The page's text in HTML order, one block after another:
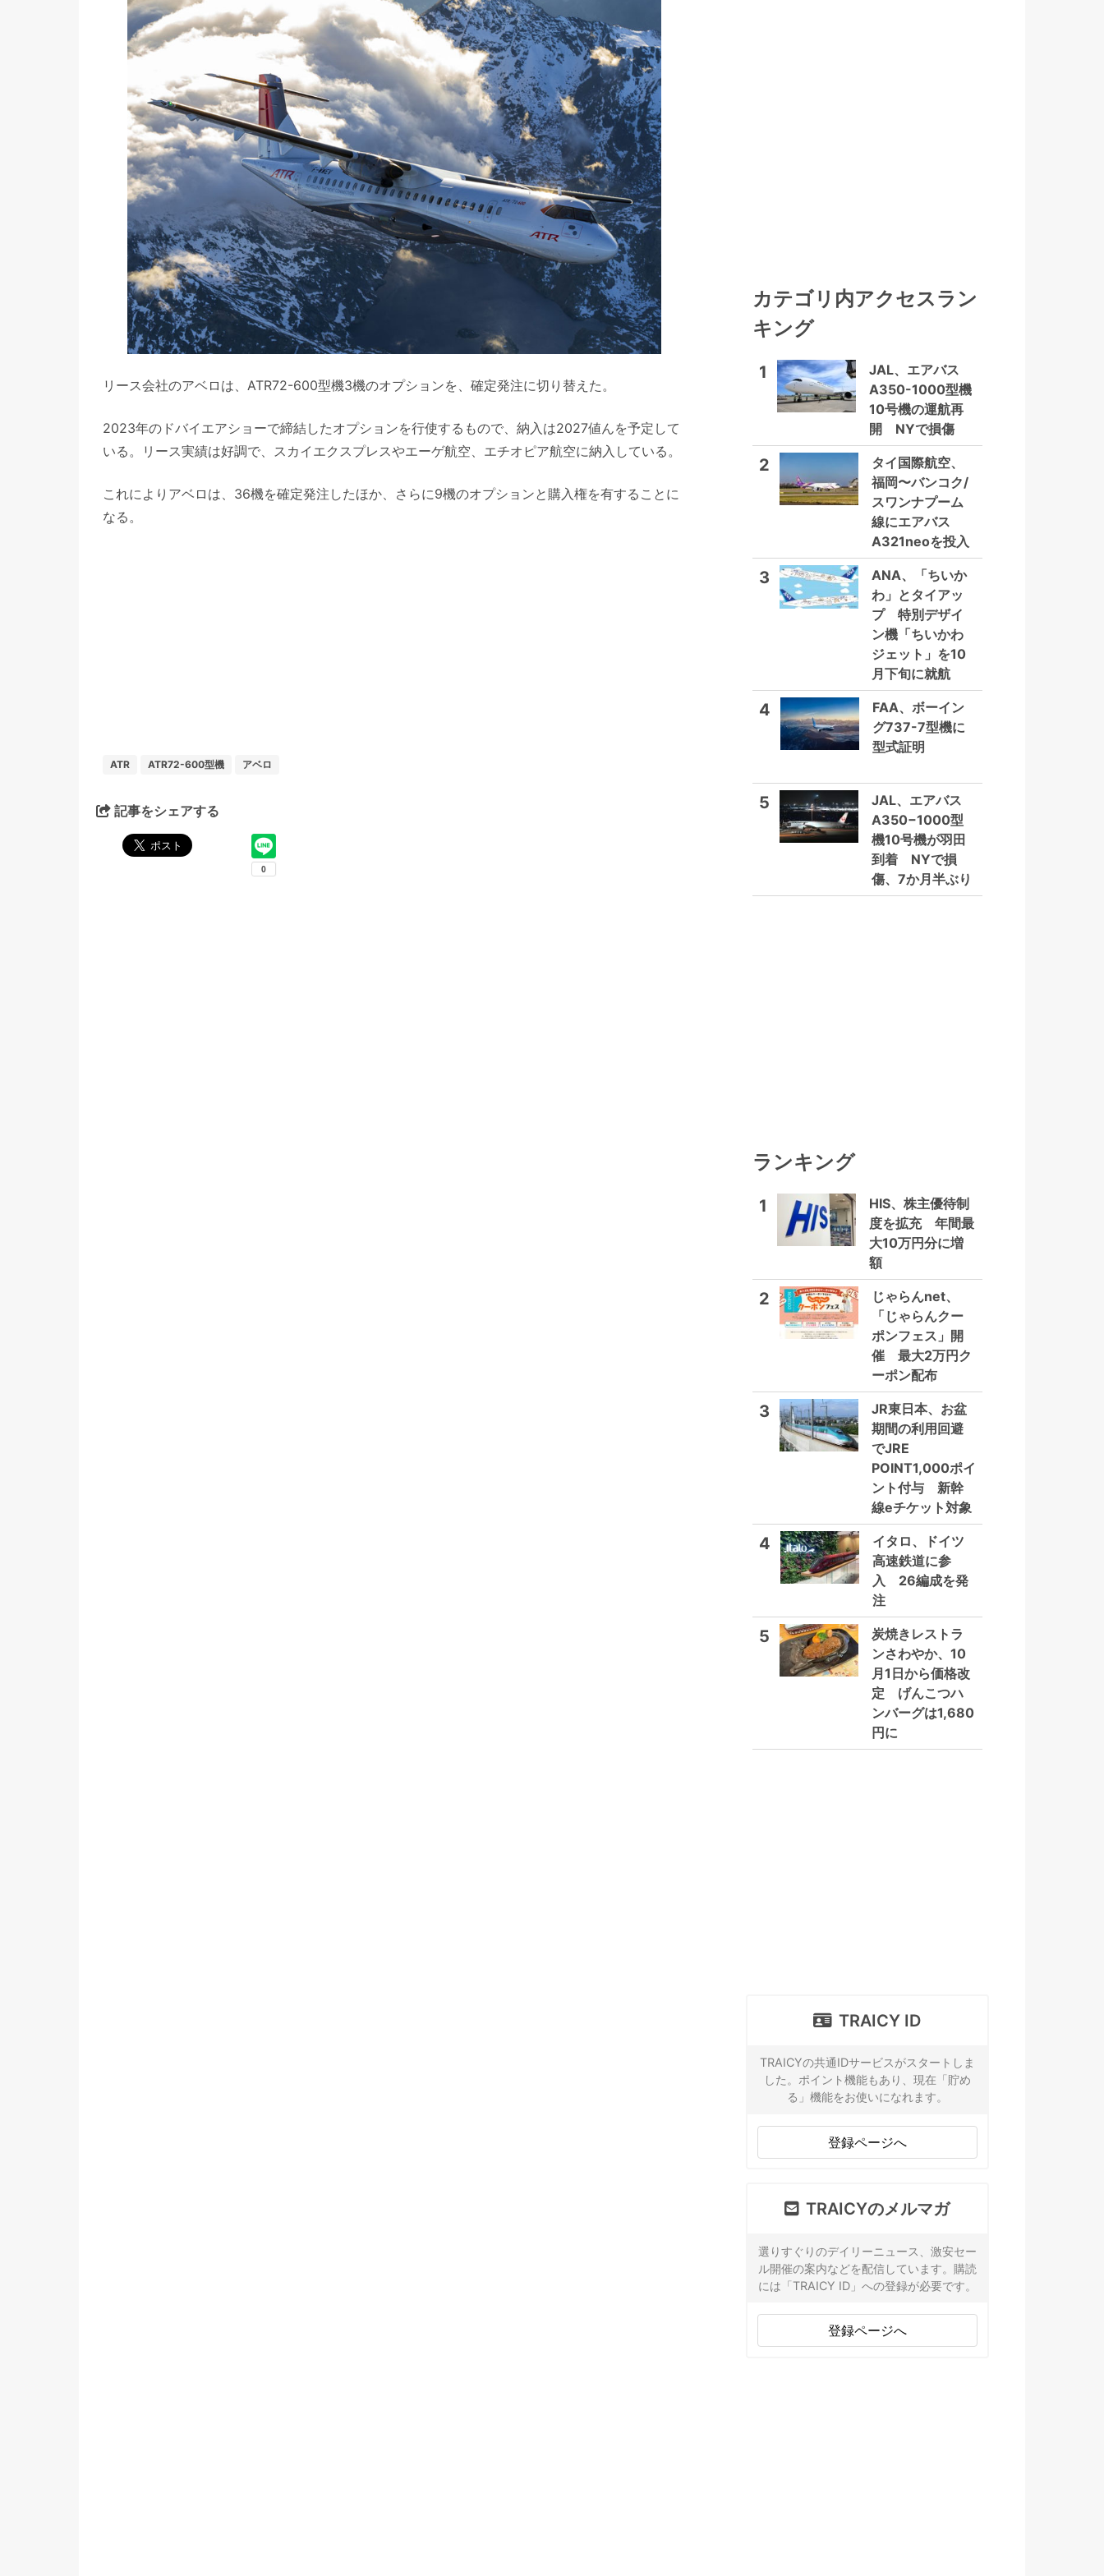
リース会社のアベロは、ATR72-600型機3機のオプションを、確定発注に切り替えた。
2023年のドバイエアショーで締結したオプションを行使するもので、納入は2027値んを予定して
いる。リース実績は好調で、スカイエクスプレスやエーゲ航空、エチオピア航空に納入している。
これによりアベロは、36機を確定発注したほか、さらに9機のオプションと購入権を有することに
なる。
ATR ATR72-600型機 アベロ
記事をシェアする
カテゴリ内アクセスラン
キング
1
JAL、エアバス
A350-1000型機
10号機の運航再
開 NYで損傷
2
タイ国際航空、
福岡〜バンコク/
スワンナプーム
線にエアバス
A321neoを投入
3
ANA、「ちいか
わ」とタイアッ
プ 特別デザイ
ン機「ちいかわ
ジェット」を10
月下旬に就航
4
FAA、ボーイン
グ737-7型機に
型式証明
5
JAL、エアバス
A350−1000型
機10号機が羽田
到着 NYで損
傷、7か月半ぶり
ランキング
1
HIS、株主優待制
度を拡充 年間最
大10万円分に増
額
2
じゃらんnet、
「じゃらんクー
ポンフェス」開
催 最大2万円ク
ーポン配布
3
JR東日本、お盆
期間の利用回避
でJRE
POINT1,000ポイ
ント付与 新幹
線eチケット対象
4
イタロ、ドイツ
高速鉄道に参
入 26編成を発
注
5
炭焼きレストラ
ンさわやか、10
月1日から価格改
定 げんこつハ
ンバーグは1,680
円に
TRAICY ID
TRAICYの共通IDサービスがスタートしま
した。ポイント機能もあり、現在「貯め
る」機能をお使いになれます。
登録ページへ
TRAICYのメルマガ
選りすぐりのデイリーニュース、激安セー
ル開催の案内などを配信しています。購読
には「TRAICY ID」への登録が必要です。
登録ページへ